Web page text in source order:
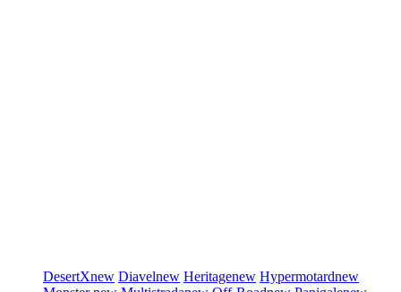
DesertXnew Diavelnew Heritagenew Hypermotardnew